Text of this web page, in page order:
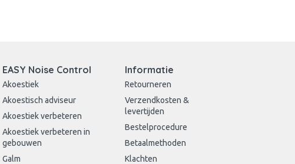
EASY Noise Control
Akoestiek
Akoestisch adviseur
Akoestiek verbeteren
Akoestiek verbeteren in
gebouwen
Galm
Informatie
Retourneren
Verzendkosten &
levertijden
Bestelprocedure
Betaalmethoden
Klachten